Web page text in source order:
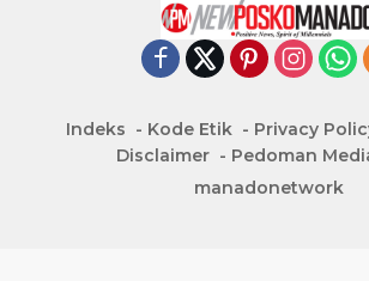
Indeks Kode Etik Privacy
Disclaimer
Pedoman
manadonetwork